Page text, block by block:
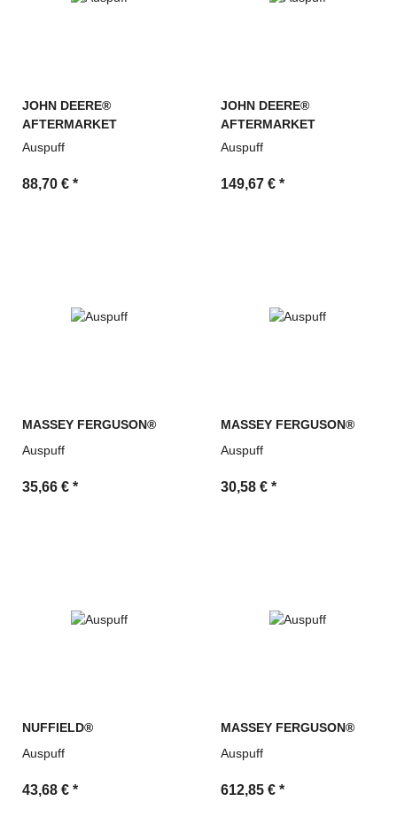
JOHN DEERE®
AFTERMARKET
Auspuff
88,70 € *
JOHN DEERE®
AFTERMARKET
Auspuff
149,67 € *
MASSEY FERGUSON®
Auspuff
35,66 € *
MASSEY FERGUSON®
Auspuff
30,58 € *
NUFFIELD®
Auspuff
43,68 € *
MASSEY FERGUSON®
Auspuff
612,85 € *